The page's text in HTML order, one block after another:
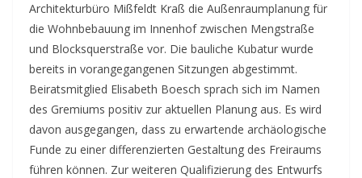
Architekturbüro Mißfeldt Kraß die Außenraumplanung für
die Wohnbebauung im Innenhof zwischen Mengstraße
und Blocksquerstraße vor. Die bauliche Kubatur wurde
bereits in vorangegangenen Sitzungen abgestimmt.
Beiratsmitglied Elisabeth Boesch sprach sich im Namen
des Gremiums positiv zur aktuellen Planung aus. Es wird
davon ausgegangen, dass zu erwartende archäologische
Funde zu einer differenzierten Gestaltung des Freiraums
führen können. Zur weiteren Qualifizierung des Entwurfs